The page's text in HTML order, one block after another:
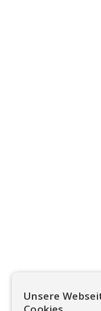
Unsere